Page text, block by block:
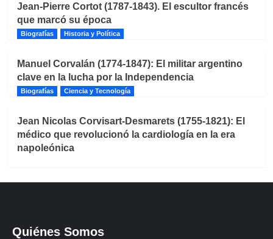
Jean-Pierre Cortot (1787-1843). El escultor francés
que marcó su época
Biografías Historia y Política
Manuel Corvalán (1774-1847): El militar argentino
clave en la lucha por la Independencia
Biografías Ciencia y Tecnología
Jean Nicolas Corvisart-Desmarets (1755-1821): El
médico que revolucionó la cardiología en la era
napoleónica
Quiénes Somos